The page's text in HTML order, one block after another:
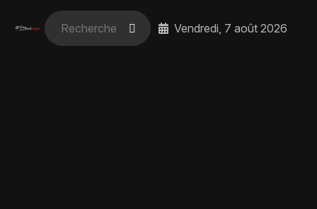
Vendredi, 7 août 2026